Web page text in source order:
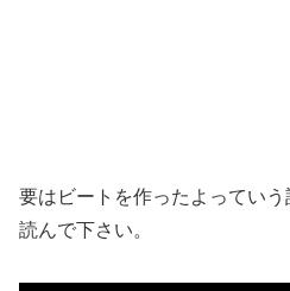
要はビートを作ったよってい
読んで下さい。